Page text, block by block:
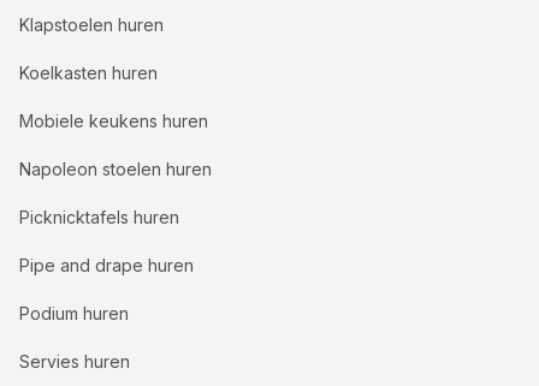
Klapstoelen huren
Koelkasten huren
Mobiele keukens huren
Napoleon stoelen huren
Picknicktafels huren
Pipe and drape huren
Podium huren
Servies huren